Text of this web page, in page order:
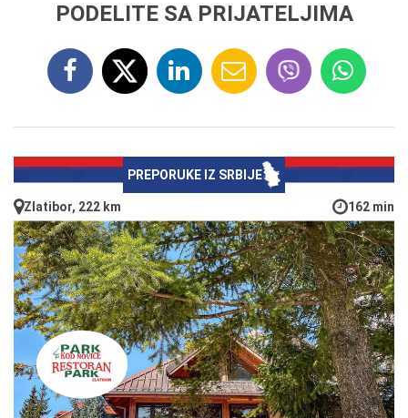
PODELITE SA PRIJATELJIMA
PREPORUKE IZ SRBIJE
Zlatibor, 222 km 162 min